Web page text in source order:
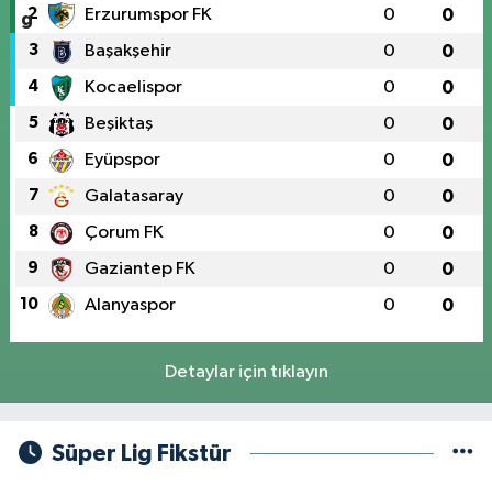
2 Erzurumspor FK 0 0
3 Başakşehir 0 0
4 Kocaelispor 0 0
5 Beşiktaş 0 0
6 Eyüpspor 0 0
7 Galatasaray 0 0
8 Çorum FK 0 0
9 Gaziantep FK 0 0
10 Alanyaspor 0 0
Detaylar için tıklayın
Süper Lig Fikstür